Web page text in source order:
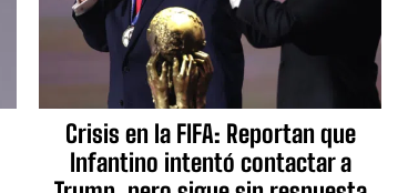
Crisis en la FIFA: Reportan que
Infantino intentó contactar a